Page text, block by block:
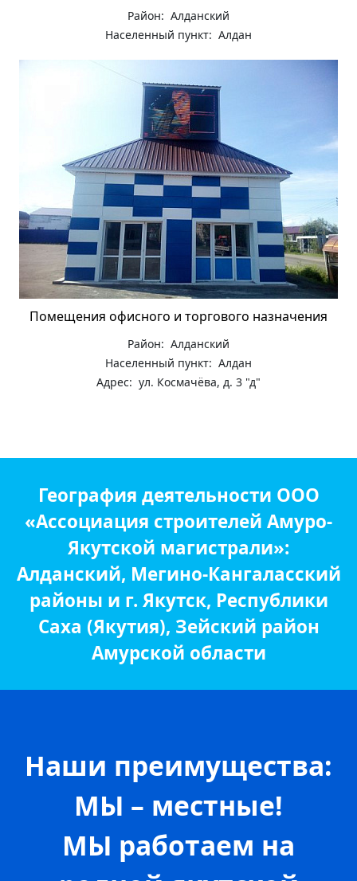
Район: Алданский
Населенный пункт: Алдан
Помещения офисного и торгового назначения
Район: Алданский
Населенный пункт: Алдан
Адрес: ул. Космачёва, д. 3 "д"
География деятельности ООО
«Ассоциация строителей Амуро-
Якутской магистрали»:
Алданский, Мегино-Кангаласский
районы и г. Якутск, Республики
Саха (Якутия), Зейский район
Амурской области
Наши преимущества:
МЫ – местные!
МЫ работаем на